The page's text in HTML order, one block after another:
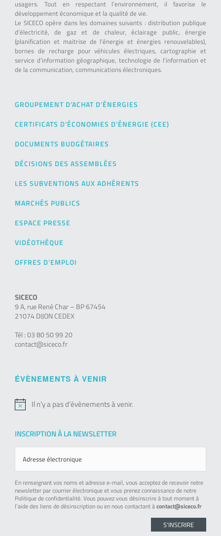
usagers. Tout en respectant l’environnement, il favorise le
développement économique et la qualité de vie.
Le SICECO opère dans les domaines suivants : distribution publique
d’électricité, de gaz et de chaleur, éclairage public, énergie
(planification et maitrise de l’énergie et énergies renouvelables),
bornes de recharge pour véhicules électriques, cartographie et
service d’information géographique, technologie de l’information et
de la communication, communications électroniques.
GROUPEMENT D’ACHAT D’ÉNERGIES
CERTIFICATS D’ÉCONOMIES D’ÉNERGIE (CEE)
DOCUMENTS BUDGÉTAIRES
DÉCISIONS DES ASSEMBLÉES
LES SUBVENTIONS AUX ADHÉRENTS
MARCHÉS PUBLICS
ESPACE PRESSE
VIDÉOTHÈQUE
OFFRES D’EMPLOI
SICECO
9 A, rue René Char – BP 67454
21074 DIJON CEDEX
Tél : 03 80 50 99 20
contact@siceco.fr
ÉVÈNEMENTS À VENIR
Notice
Il n’y a pas d’évènements à venir.
INSCRIPTION À LA NEWSLETTER
En renseignant vos noms et adresse e-mail, vous acceptez de recevoir notre
newsletter par courrier électronique et vous prenez connaissance de notre
Politique de confidentialité. Vous pouvez vous désinscrire à tout moment à
l’aide des liens de désinscription ou en nous contactant àcontact@siceco.fr